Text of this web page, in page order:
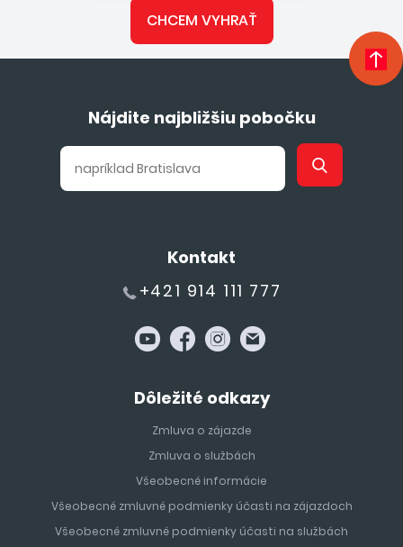
CHCEM VYHRAŤ
Nájdite najbližšiu pobočku
Kontakt
+421 914 111 777
Dôležité odkazy
Zmluva o zájazde
Zmluva o službách
Všeobecné informácie
Všeobecné zmluvné podmienky účasti na zájazdoch
Všeobecné zmluvné podmienky účasti na službách